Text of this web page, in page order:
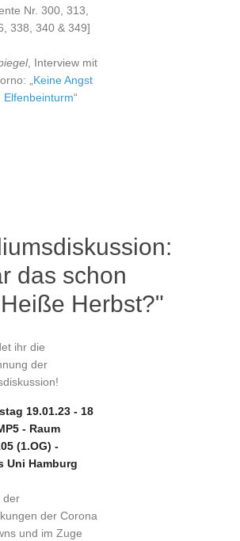
Nr. 300, 313,
338, 340 & 349]
, Interview mit
„ Keine Angst
Elfenbeinturm“
das schon
Herbst?"
ihr die
der
19.01.23 - 18
- Raum
(1.OG) -
Uni Hamburg
der
der Corona
und im Zuge